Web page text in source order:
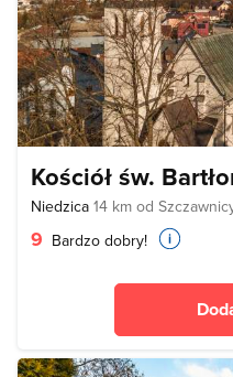
Kościół św.
Niedzica 14 km od
9 Bardzo dobry!